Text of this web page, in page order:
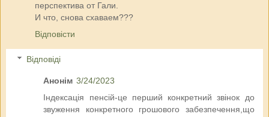
перспектива от Гали.
И что, снова схаваем???
Відповісти
Відповіді
Анонім 3/24/2023
Індексація пенсій-це перший конкретний звінок до
звуження конкретного грошового забезпечення,що